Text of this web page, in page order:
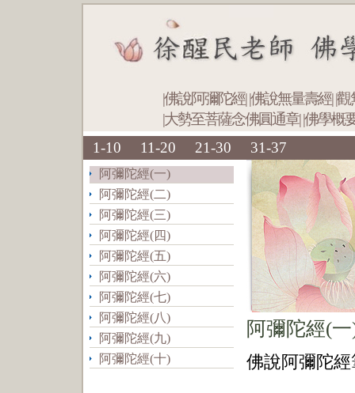
|佛說阿彌陀經||佛說無量壽經||觀
|大勢至菩薩念佛圓通章||佛學概
1-10
11-20 21-30 31-37
阿彌陀經(一)
阿彌陀經(二)
阿彌陀經(三)
阿彌陀經(四)
阿彌陀經(五)
阿彌陀經(六)
阿彌陀經(七)
阿彌陀經(八)
阿彌陀經(九)
阿彌陀經(十)
阿彌陀經(
佛說阿彌陀